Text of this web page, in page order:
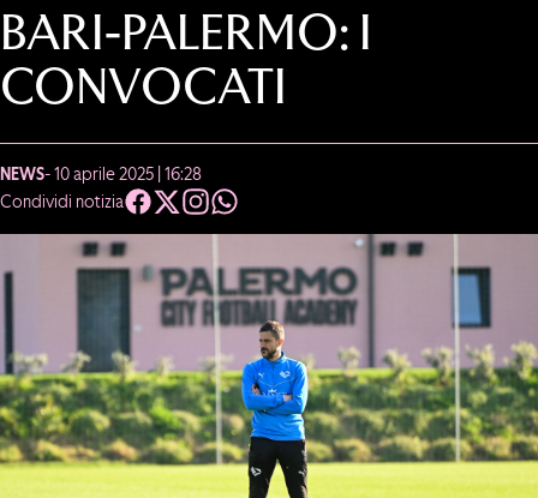
BARI-PALERMO: I
CONVOCATI
NEWS- 10 aprile 2025 | 16:28
Condividi notizia